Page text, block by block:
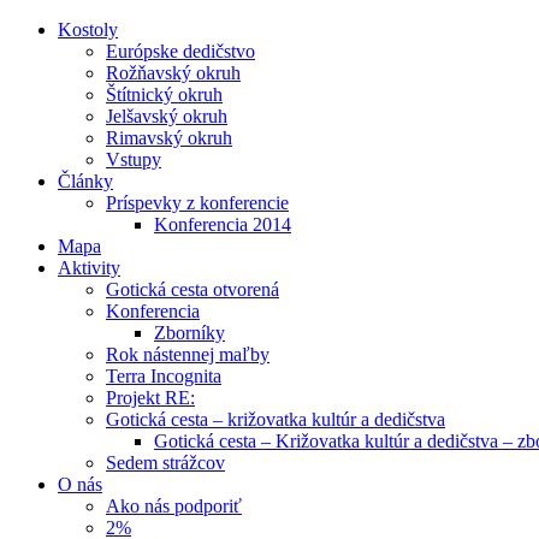
Kostoly
Európske dedičstvo
Rožňavský okruh
Štítnický okruh
Jelšavský okruh
Rimavský okruh
Vstupy
Články
Príspevky z konferencie
Konferencia 2014
Mapa
Aktivity
Gotická cesta otvorená
Konferencia
Zborníky
Rok nástennej maľby
Terra Incognita
Projekt RE:
Gotická cesta – križovatka kultúr a dedičstva
Gotická cesta – Križovatka kultúr a dedičstva –
Sedem strážcov
O nás
Ako nás podporiť
2%